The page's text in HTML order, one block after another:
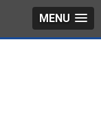
MENU